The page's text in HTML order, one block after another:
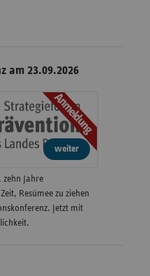
am 23.09.2026
Anmeldung
weiter
zehn Jahre
Resümee zu ziehen
Jetzt mit